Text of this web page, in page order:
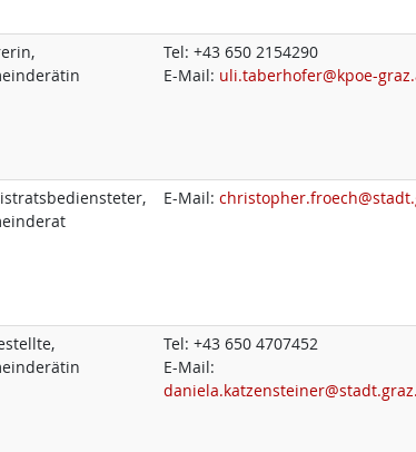
Tel:+43 650 2154290
E-Mail: uli.taberhofer@kpoe-
E-Mail:
Tel:+43 650 4707452
E-Mail: